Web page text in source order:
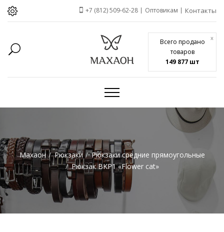
Всего продано
товаров
149 877 шт
x
+7 (812) 509-62-28 Оптовикам Контакты
Махаон Рюкзаки
Рюкзаки средние прямоугольные
Рюкзак BKP1 «Flower cat»